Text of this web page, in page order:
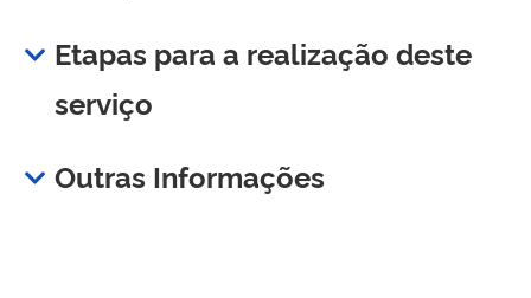
Etapas para a realização deste
serviço
Outras Informações